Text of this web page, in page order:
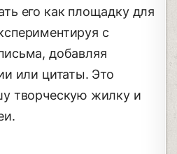
его как площадку для
с
добавляя
или цитаты. Это
творческую жилку и